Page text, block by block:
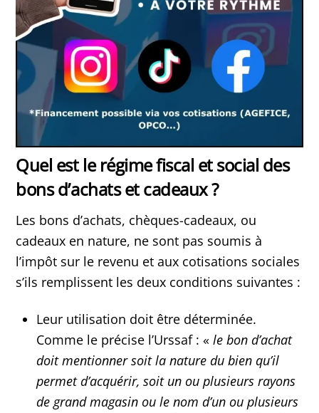
Quel est le régime fiscal et social des
bons d’achats et cadeaux ?
Les bons d’achats, chèques-cadeaux, ou
cadeaux en nature, ne sont pas soumis à
l’impôt sur le revenu et aux cotisations sociales
s’ils remplissent les deux conditions suivantes :
Leur utilisation doit être déterminée.
Comme le précise l’Urssaf : «le bon d’achat
doit mentionner soit la nature du bien qu’il
permet d’acquérir, soit un ou plusieurs rayons
de grand magasin ou le nom d’un ou plusieurs